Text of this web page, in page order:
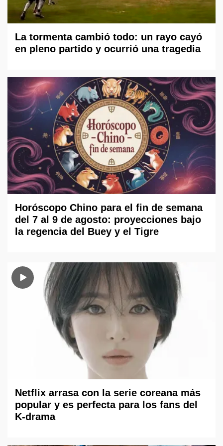
La tormenta cambió todo: un rayo cayó
en pleno partido y ocurrió una tragedia
Horóscopo Chino para el fin de semana
del 7 al 9 de agosto: proyecciones bajo
la regencia del Buey y el Tigre
Netflix arrasa con la serie coreana más
popular y es perfecta para los fans del
K-drama